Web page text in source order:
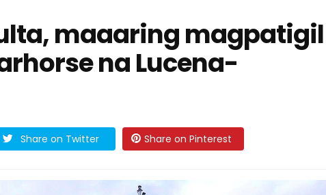
maaaring magpatigil
na Lucena-
Share on Twitter Share on Pinterest